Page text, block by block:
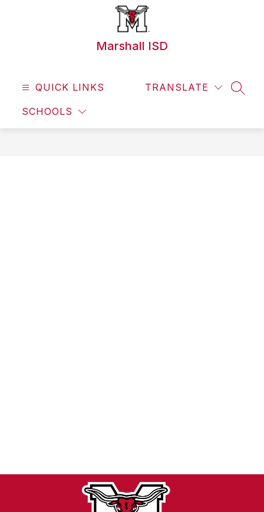
Marshall ISD
QUICK LINKS
SCHOOLS
TRANSLATE